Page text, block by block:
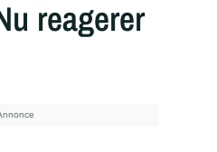
reagerer